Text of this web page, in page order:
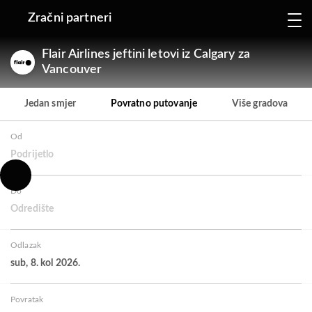
Zračni partneri
Flair Airlines jeftini letovi iz Calgary za
Vancouver
Jedan smjer Povratno putovanje Više gradova
Od
Podrijetlo
Do
Odredište
Odlazak
sub, 8. kol 2026.
Povratak